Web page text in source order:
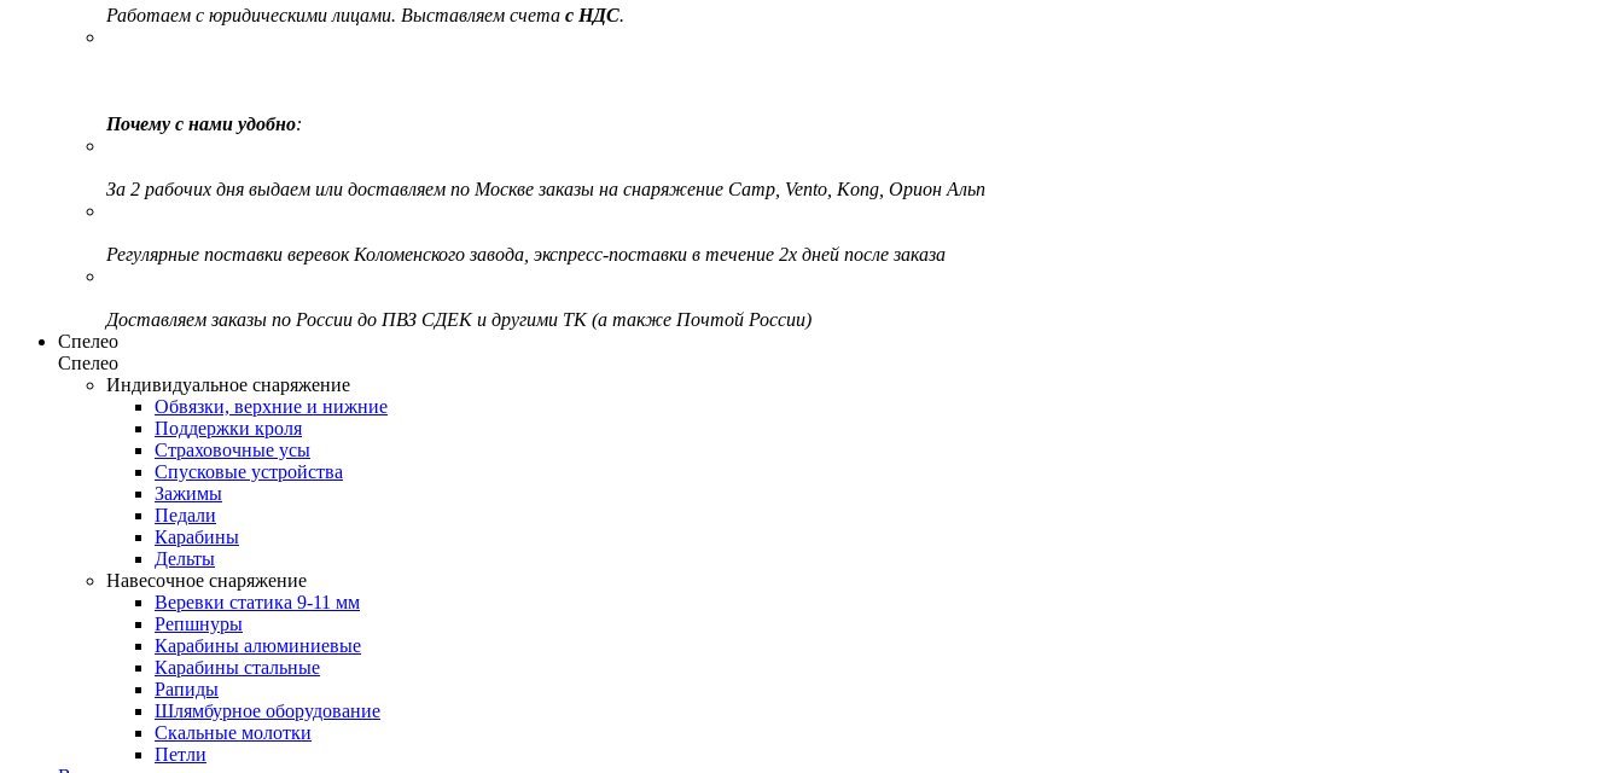
Работаем с юридическими лицами. Выставляем счета с НДС.
Почему с нами удобно:
За 2 рабочих дня выдаем или доставляем по Москве заказы на снаряжение Camp, Vento, Kong, Орион Альп
Регулярные поставки веревок Коломенского завода, экспресс-поставки в течение 2х дней после заказа
Доставляем заказы по России до ПВЗ СДЕК и другими ТК (а также Почтой России)
Спелео
Спелео
Индивидуальное снаряжение
Обвязки, верхние и нижние
Поддержки кроля
Страховочные усы
Спусковые устройства
Зажимы
Педали
Карабины
Дельты
Навесочное снаряжение
Веревки статика 9-11 мм
Репшнуры
Карабины алюминиевые
Карабины стальные
Рапиды
Шлямбурное оборудование
Скальные молотки
Петли